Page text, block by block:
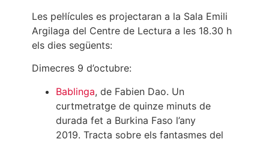
Les pel·lícules es projectaran a la Sala Emili
Argilaga del Centre de Lectura a les 18.30 h
els dies següents:
Dimecres 9 d’octubre:
Bablinga, de Fabien Dao. Un
curtmetratge de quinze minuts de
durada fet a Burkina Faso l’any
2019. Tracta sobre els fantasmes del